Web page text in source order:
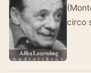
circo